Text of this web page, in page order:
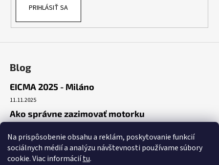
Na prispôsobenie obsahu a reklám, poskytovanie funkcií
sociálnych médií a analýzu návštevnosti používame súbory
cookie. Viac informáciítu.
PRIHLÁSIŤ SA
Blog
EICMA 2025 - Miláno
11.11.2025
Ako správne zazimovať motorku
Začiatok cesty
19.10.2025